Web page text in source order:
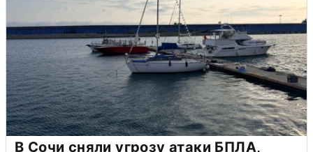
В Сочи сняли угрозу атаки БПЛА,